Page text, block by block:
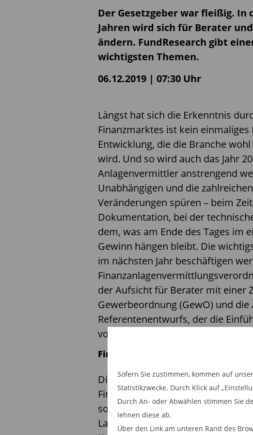
Sofern Sie zustimmen, kommen auf
Statistikzwecke. Durch Klick auf
Durch An- oder Abwählen stimmen Sie
lehnen diese ab.
Über den Link am unteren Rand des
Der Gesetzgeber war fleißig. In
Jahren wird sich für Berater
ändern. FundResearch gibt
wichtigsten Themen.
06.12.2019 | 07:30 Uhr
Längst hat sich die Erkenntnis
Finanzmarktes ist kein
Entwicklung, die die Branche
wird. Und so wird auch das Jahr
Anlagenvermittler anstrengend
Unabhängigen und die
Veränderungen spüren – beim
Dokumentation, bei der
dem, was am Ende des Tages im
Gewinn hängen bleibt. Die
im nächsten Jahr beschäftigen
der Aufsicht für Berater mit einer
Gewerbeordnung (GewO) und
Referentenentwurfs, der die
vorsieht.
FinVermV: Mehr Aufwand und
Die neue FinVermV tritt am 1.
Finanzanlagenvermittler mit einer
sowie Honorar-
Laut Verordnung müssen diese